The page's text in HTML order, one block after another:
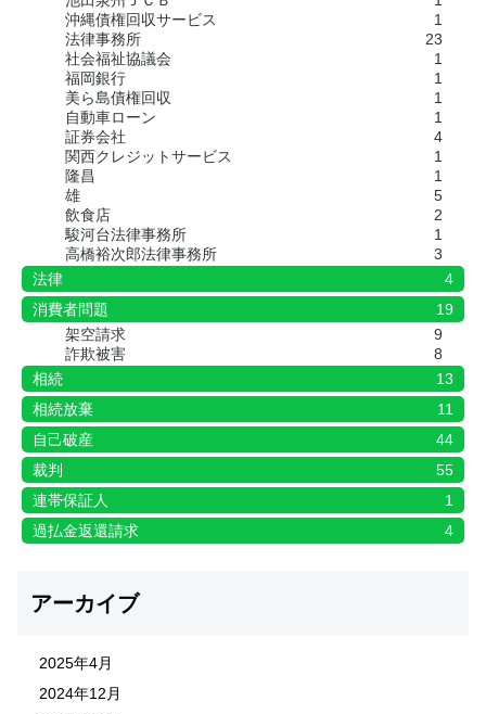
沖縄債権回収サービス
1
法律事務所
23
社会福祉協議会
1
福岡銀行
1
美ら島債権回収
1
自動車ローン
1
証券会社
4
関西クレジットサービス
1
隆昌
1
雄
5
飲食店
2
駿河台法律事務所
1
高橋裕次郎法律事務所
3
法律
4
消費者問題
19
架空請求
9
詐欺被害
8
相続
13
相続放棄
11
自己破産
44
裁判
55
連帯保証人
1
過払金返還請求
4
アーカイブ
2025年4月
2024年12月